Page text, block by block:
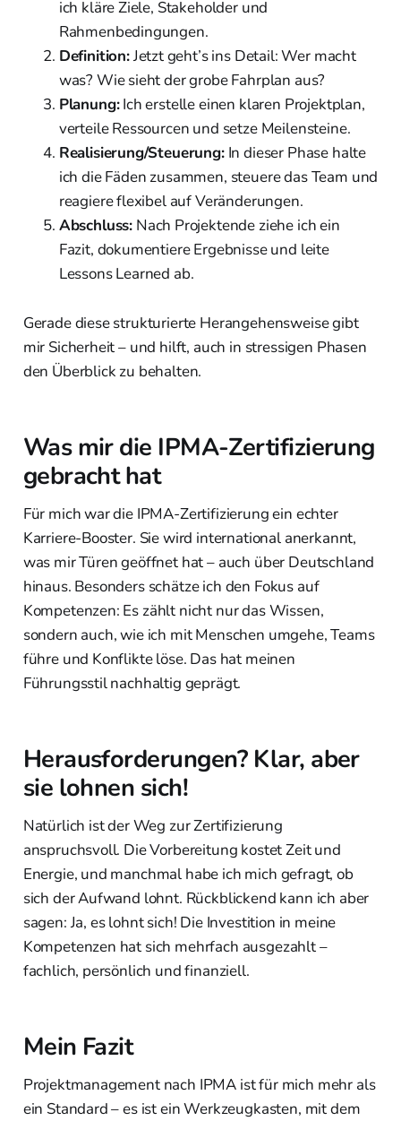
ich kläre Ziele, Stakeholder und
Rahmenbedingungen.
Definition:Jetzt geht’s ins Detail: Wer macht
was? Wie sieht der grobe Fahrplan aus?
Planung:Ich erstelle einen klaren Projektplan,
verteile Ressourcen und setze Meilensteine.
Realisierung/Steuerung:In dieser Phase halte
ich die Fäden zusammen, steuere das Team und
reagiere flexibel auf Veränderungen.
Abschluss: Nach Projektende ziehe ich ein
Fazit, dokumentiere Ergebnisse und leite
Lessons Learned ab.
Gerade diese strukturierte Herangehensweise gibt
mir Sicherheit – und hilft, auch in stressigen Phasen
den Überblick zu behalten.
Was mir die IPMA-Zertifizierung
gebracht hat
Für mich war die IPMA-Zertifizierung ein echter
Karriere-Booster. Sie wird international anerkannt,
was mir Türen geöffnet hat – auch über Deutschland
hinaus. Besonders schätze ich den Fokus auf
Kompetenzen: Es zählt nicht nur das Wissen,
sondern auch, wie ich mit Menschen umgehe, Teams
führe und Konflikte löse. Das hat meinen
Führungsstil nachhaltig geprägt.
Herausforderungen? Klar, aber
sie lohnen sich!
Natürlich ist der Weg zur Zertifizierung
anspruchsvoll. Die Vorbereitung kostet Zeit und
Energie, und manchmal habe ich mich gefragt, ob
sich der Aufwand lohnt. Rückblickend kann ich aber
sagen: Ja, es lohnt sich! Die Investition in meine
Kompetenzen hat sich mehrfach ausgezahlt –
fachlich, persönlich und finanziell.
Mein Fazit
Projektmanagement nach IPMA ist für mich mehr als
ein Standard – es ist ein Werkzeugkasten, mit dem